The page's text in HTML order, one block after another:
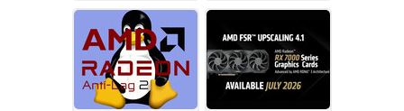
prueba05/23/2026
bloquea la función tras
aplicaciones de Xbox
05/19/2026